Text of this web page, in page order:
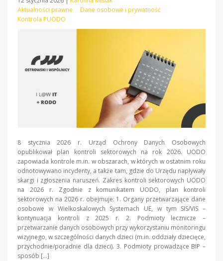
Aktualności prawne
Dane osobowe i prywatność
Kontrola PUODO
8 stycznia 2026 r. Urząd Ochrony Danych Osobowych
opublikował plan kontroli sektorowych na rok 2026. UODO
zapowiada kontrole m.in. w obszarach, w których w ostatnim roku
odnotowywano incydenty, a także tam, gdzie do Urzędu napływały
skargi i zgłoszenia naruszeń. Zakres kontroli sektorowych UODO
na 2026 r. Zgodnie z komunikatem UODO, plan kontroli
sektorowych na 2026 r. obejmuje: 1. Organy przetwarzające dane
osobowe w Wielkoskalowych Systemach UE, w tym SIS/VIS –
kontynuacja kontroli z 2025 r. 2. Podmioty lecznicze –
przetwarzanie danych osobowych przy wykorzystaniu monitoringu
wizyjnego, w szczególności danych dzieci (m.in. oddziały dziecięce,
przychodnie/poradnie dla dzieci). 3. Podmioty prowadzące BIP –
sposób […]